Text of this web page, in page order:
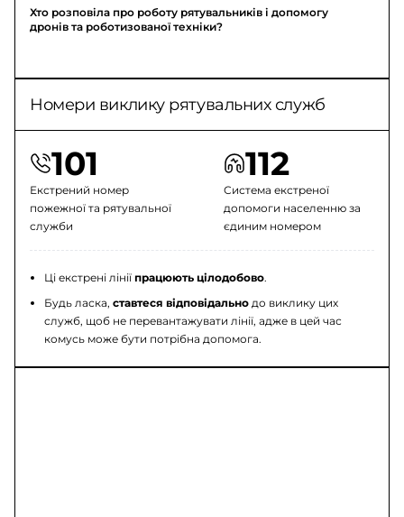
Хто розповіла про роботу рятувальників і допомогу
дронів та роботизованої техніки?
Номери виклику рятувальних служб
101
Екстрений номер
пожежної та рятувальної
служби
112
Система екстреної
допомоги населенню за
єдиним номером
Ці екстрені лініїпрацюють цілодобово.
Будь ласка,ставтеся відповідально до виклику цих
служб, щоб не перевантажувати лінії, адже в цей час
комусь може бути потрібна допомога.